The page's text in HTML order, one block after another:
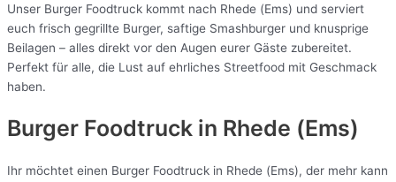
Unser Burger Foodtruck kommt nach Rhede (Ems) und serviert
euch frisch gegrillte Burger, saftige Smashburger und knusprige
Beilagen – alles direkt vor den Augen eurer Gäste zubereitet.
Perfekt für alle, die Lust auf ehrliches Streetfood mit Geschmack
haben.
Burger Foodtruck in Rhede (Ems)
Ihr möchtet einen Burger Foodtruck in Rhede (Ems), der mehr kann